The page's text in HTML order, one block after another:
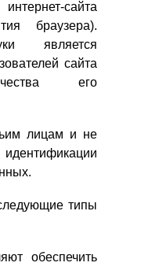
сайта
браузера).
является
сайта
его
лицам и не
типы
обеспечить